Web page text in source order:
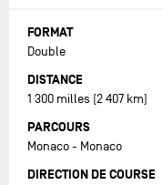
FORMAT
Double
DISTANCE
1 300 milles (2 407 km)
PARCOURS
Monaco - Monaco
DIRECTION DE COURSE